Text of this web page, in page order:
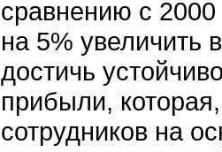
сравнению с 2000
на 5% увеличить
достичь
прибыли,
сотрудников на